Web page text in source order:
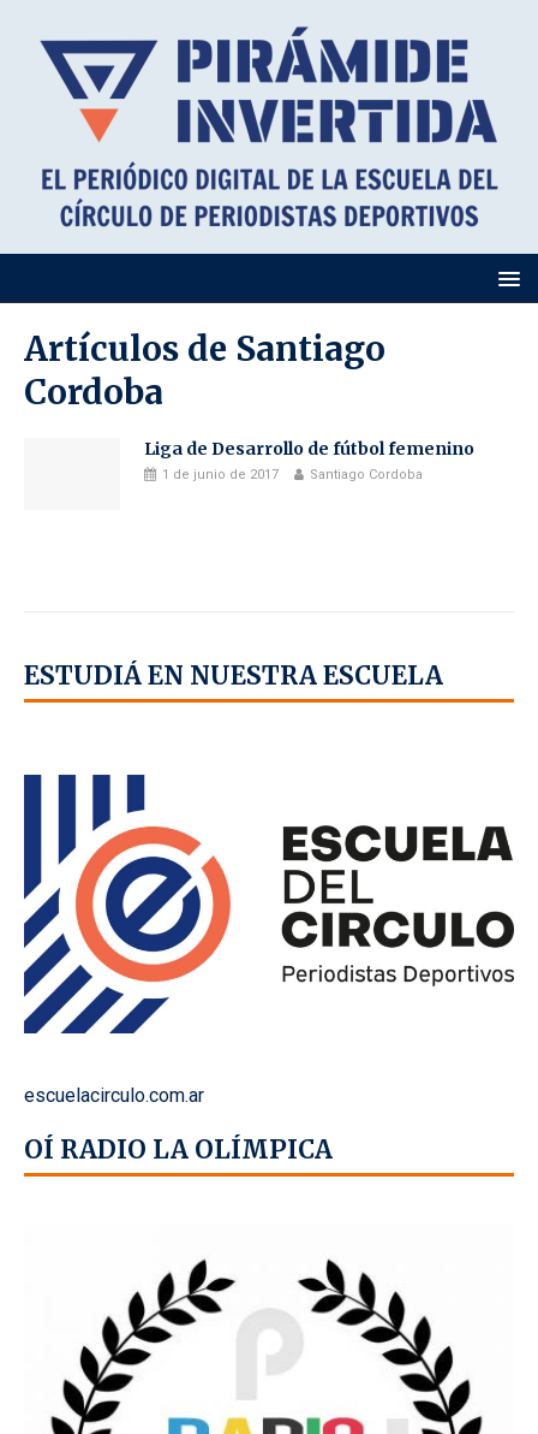
Artículos de Santiago
Cordoba
Liga de Desarrollo de fútbol femenino
1 de junio de 2017 Santiago Cordoba
ESTUDIÁ EN NUESTRA ESCUELA
escuelacirculo.com.ar
OÍ RADIO LA OLÍMPICA